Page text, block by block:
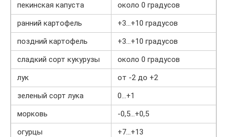
пекинская капуста
около 0 градусов
ранний картофель
+3…+10 градусов
поздний картофель
+3…+10 градусов
сладкий сорт кукурузы
около 0 градусов
лук
от -2 до +2
зеленый сорт лука
0…+1
морковь
-0,5…+0,5
огурцы
+7…+13